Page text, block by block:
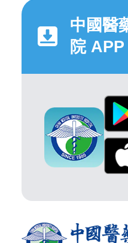
中國醫
院 APP